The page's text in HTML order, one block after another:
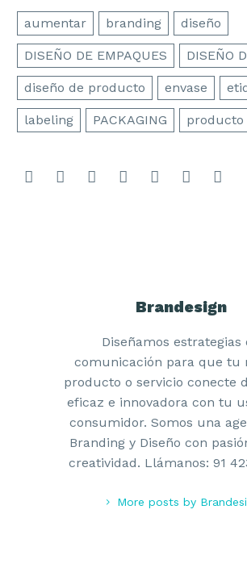
Diseño de la linea de
Shambi una gran marca
mascotas
aumentar branding diseño
DISEÑO DE EMPAQUES DISEÑO
diseño de producto envase
labeling PACKAGING producto
Brandesign
Diseñamos estrategias
comunicación para que tu
producto o servicio conecte
eficaz e innovadora con tu
consumidor. Somos una
Branding y Diseño con
creatividad. Llámanos: 91
More posts by